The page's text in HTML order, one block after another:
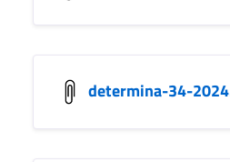
determina-34-